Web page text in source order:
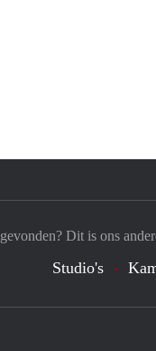
Dit is ons
Studio's